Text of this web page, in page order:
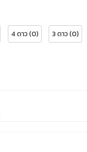
4 ดาว (0) 3 ดาว (0)